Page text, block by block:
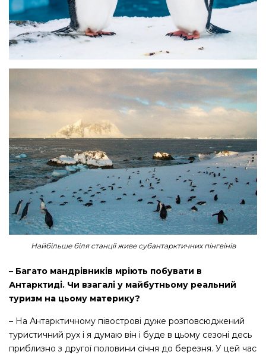
Найбільше біля станції живе субантарктичних пінгвінів
– Багато мандрівників мріють побувати в
Антарктиді. Чи взагалі у майбутньому реальний
туризм на цьому материку?
– На Антарктичному півострові дуже розповсюджений
туристичний рух і я думаю він і буде в цьому сезоні десь
приблизно з другої половини січня до березня. У цей час